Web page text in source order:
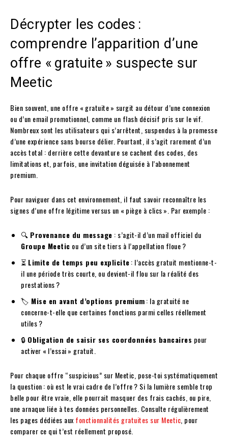
Décrypter les codes :
comprendre l’apparition d’une
offre « gratuite » suspecte sur
Meetic
Bien souvent, une offre « gratuite » surgit au détour d’une connexion
ou d’un email promotionnel, comme un flash décisif pris sur le vif.
Nombreux sont les utilisateurs qui s’arrêtent, suspendus à la promesse
d’une expérience sans bourse délier. Pourtant, il s’agit rarement d’un
accès total : derrière cette devanture se cachent des codes, des
limitations et, parfois, une invitation déguisée à l’abonnement
premium.
Pour naviguer dans cet environnement, il faut savoir reconnaître les
signes d’une offre légitime versus un « piège à clics ». Par exemple :
🔍 Provenance du message : s’agit-il d’un mail officiel du
Groupe Meetic ou d’un site tiers à l’appellation floue ?
⏳ Limite de temps peu explicite: l’accès gratuit mentionne-t-
il une période très courte, ou devient-il flou sur la réalité des
prestations ?
🏷️ Mise en avant d’options premium: la gratuité ne
concerne-t-elle que certaines fonctions parmi celles réellement
utiles ?
🔒 Obligation de saisir ses coordonnées bancaires pour
activer « l’essai » gratuit.
Pour chaque offre “suspicious” sur Meetic, pose-toi systématiquement
la question : où est le vrai cadre de l’offre ? Si la lumière semble trop
belle pour être vraie, elle pourrait masquer des frais cachés, ou pire,
une arnaque liée à tes données personnelles. Consulte régulièrement
les pages dédiées auxfonctionnalités gratuites sur Meetic, pour
comparer ce qui t’est réellement proposé.